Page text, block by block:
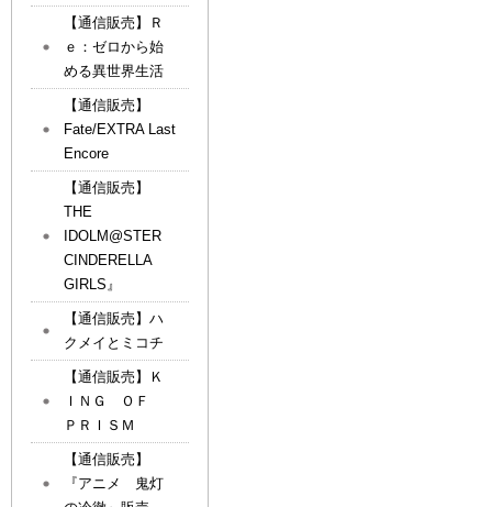
【通信販売】Ｒ
ｅ：ゼロから始
める異世界生活
【通信販売】
Fate/EXTRA Last
Encore
【通信販売】
THE
IDOLM@STER
CINDERELLA
GIRLS』
【通信販売】ハ
クメイとミコチ
【通信販売】Ｋ
ＩＮＧ ＯＦ
ＰＲＩＳＭ
【通信販売】
『アニメ 鬼灯